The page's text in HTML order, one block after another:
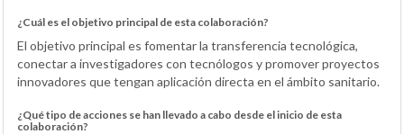
¿Cuál es el objetivo principal de esta colaboración?
El objetivo principal es fomentar la transferencia tecnológica,
conectar a investigadores con tecnólogos y promover proyectos
innovadores que tengan aplicación directa en el ámbito sanitario.
¿Qué tipo de acciones se han llevado a cabo desde el inicio de esta
colaboración?